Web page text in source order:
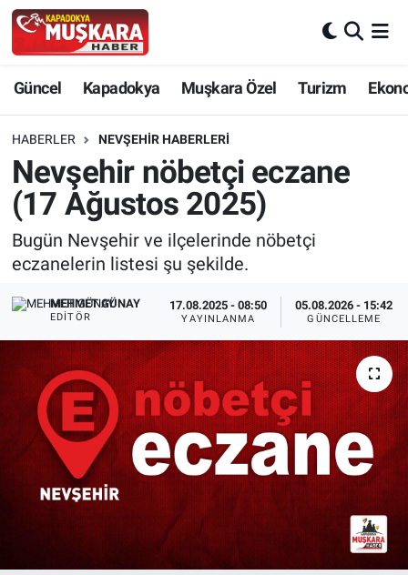
Güncel Kapadokya Muşkara Özel Turizm
HABERLER NEVŞEHIR HABERLERI
Nevşehir nöbetçi eczane
(17 Ağustos 2025)
Bugün Nevşehir ve ilçelerinde nöbetçi
eczanelerin listesi şu şekilde.
MEHMET GÜNAY
EDITÖR
17.08.2025 - 08:50
YAYINLANMA
05.08.2026 - 15:42
GÜNCELLEME
Güncel
SEÇİM
Muşkara Özel
Ekonomi
Kapadokya
Turizm
Kültür - Sanat
Yaşam
VEFATLAR
Nevşehir Hava Durumu
Nevşehir Trafik Yoğunluk Haritası
Süper Lig Puan Durumu ve Fikstür
Tüm Manşetler
Son Dakika Haberleri
Haber Arşivi